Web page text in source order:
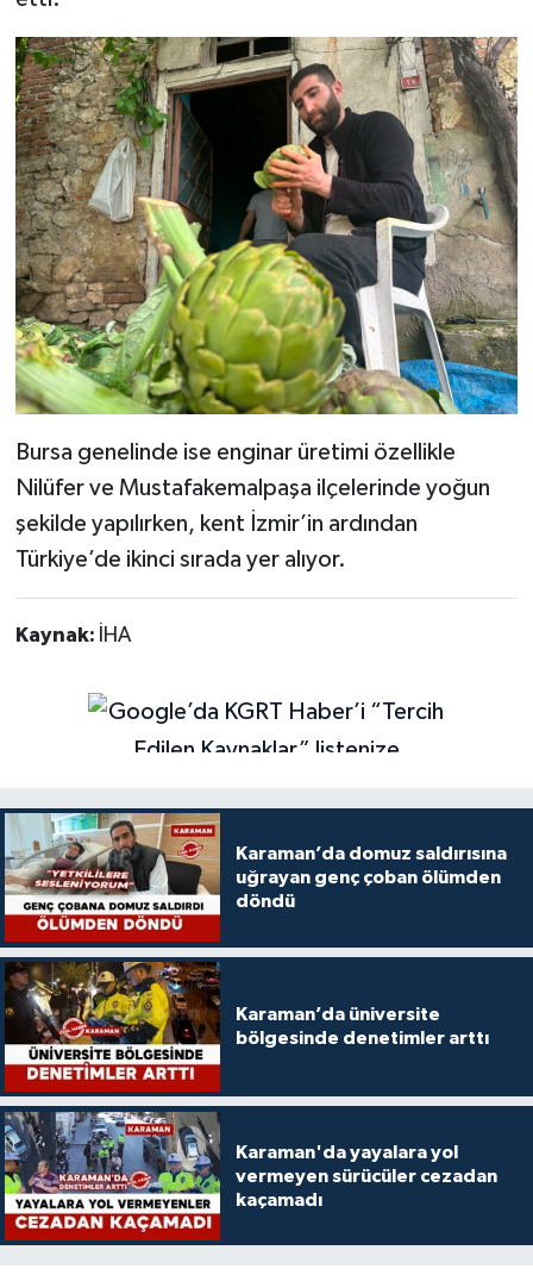
Bursa genelinde ise enginar üretimi özellikle
Nilüfer ve Mustafakemalpaşa ilçelerinde yoğun
şekilde yapılırken, kent İzmir’in ardından
Türkiye’de ikinci sırada yer alıyor.
Kaynak: İHA
Karaman’da domuz saldırısına
uğrayan genç çoban ölümden
döndü
Karaman’da üniversite
bölgesinde denetimler arttı
Karaman'da yayalara yol
vermeyen sürücüler cezadan
kaçamadı